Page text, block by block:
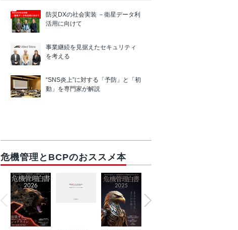
防災DXの社会実装 －衛星データ利
活用に向けて
事業継続を見据えたセキュリティ
を考える
“SNS炎上”に対する「予防」と「初
動」を専門家が解説
危機管理とBCPのおススメ本